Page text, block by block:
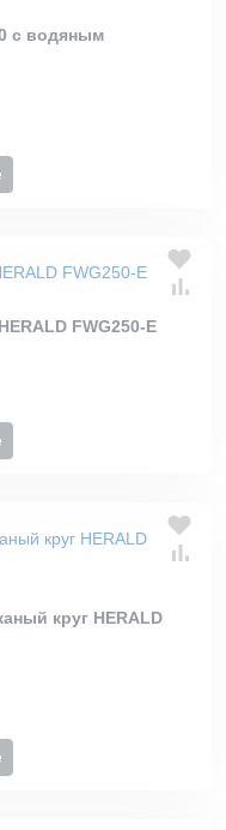
с водяным
FWG250-E
круг HERALD